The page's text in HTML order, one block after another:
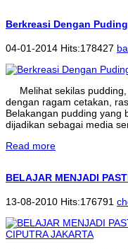
Berkreasi Dengan
04-01-2014 Hits:178427
Melihat sekilas pudding,
dengan ragam cetakan,
Belakangan pudding yang
dijadikan sebagai media
Read more
BELAJAR MENJADI
13-08-2010 Hits:176791